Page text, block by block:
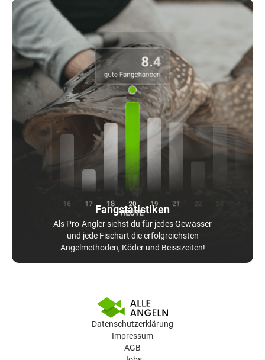
Fangstatistiken
Als Pro-Angler siehst du für jedes Gewässer
und jede Fischart die erfolgreichsten
Angelmethoden, Köder und Beisszeiten!
Datenschutzerklärung
Impressum
AGB